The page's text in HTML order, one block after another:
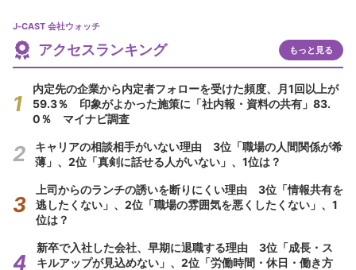
J-CAST 会社ウォッチ
アクセスランキング もっと見る
内定先の企業から内定者フォローを受けた頻度、月1回以上が
59.3％ 印象がよかった施策に「社内報・資料の共有」83.
0％ マイナビ調査
キャリアの相談相手がいない理由 3位「職場の人間関係が希
薄」、2位「真剣に話せる人がいない」、1位は？
上司からのランチの誘いを断りにくい理由 3位「情報共有を
逃したくない」、2位「職場の雰囲気を悪くしたくない」、1
位は？
新卒で入社した会社、早期に退職する理由 3位「成長・ス
キルアップが見込めない」、2位「労働時間・休日・働き方